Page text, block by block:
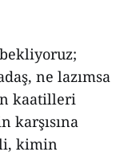
ne lazımsa
kaatilleri
karşısına
kimin